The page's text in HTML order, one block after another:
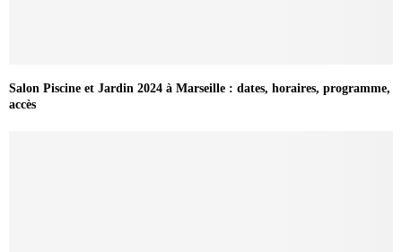
Salon Piscine et Jardin 2024 à Marseille : dates, horaires, programme,
accès